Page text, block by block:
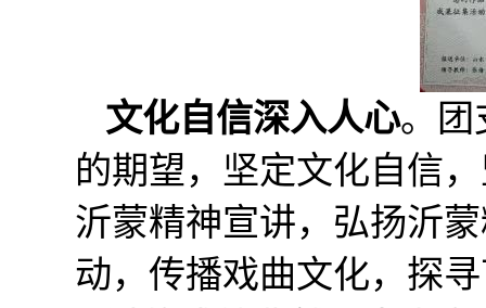
文化自信深入人心。团
的期望，坚定文化自信
沂蒙精神宣讲，弘扬沂
动，传播戏曲文化，探